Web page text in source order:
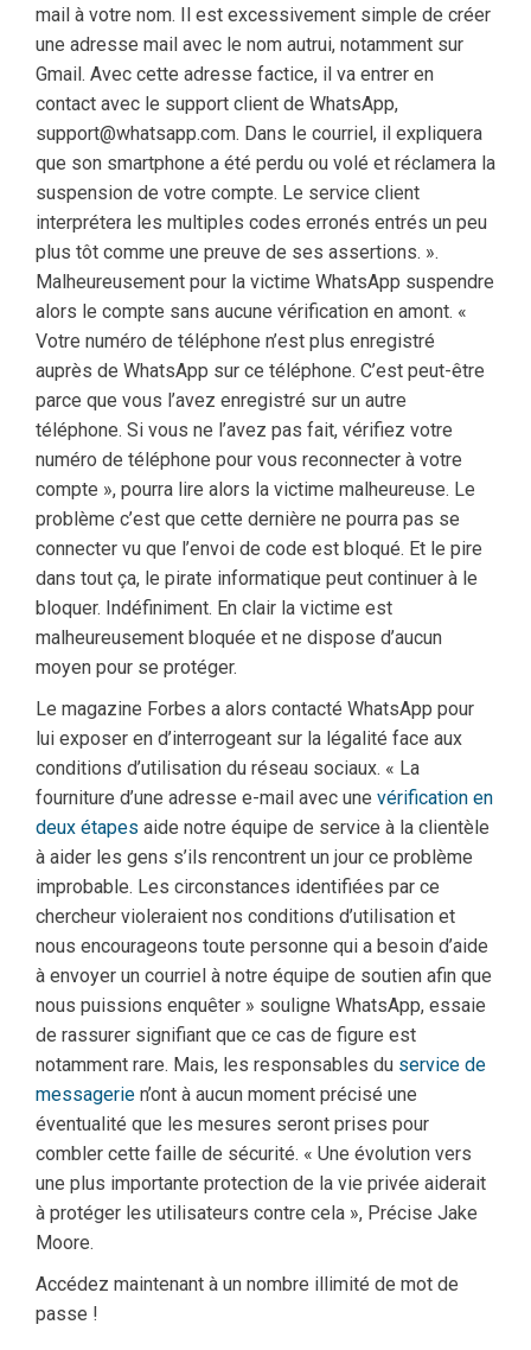
mail à votre nom. Il est excessivement simple de créer
une adresse mail avec le nom autrui, notamment sur
Gmail. Avec cette adresse factice, il va entrer en
contact avec le support client de WhatsApp,
support@whatsapp.com. Dans le courriel, il expliquera
que son smartphone a été perdu ou volé et réclamera la
suspension de votre compte. Le service client
interprétera les multiples codes erronés entrés un peu
plus tôt comme une preuve de ses assertions. ».
Malheureusement pour la victime WhatsApp suspendre
alors le compte sans aucune vérification en amont. «
Votre numéro de téléphone n’est plus enregistré
auprès de WhatsApp sur ce téléphone. C’est peut-être
parce que vous l’avez enregistré sur un autre
téléphone. Si vous ne l’avez pas fait, vérifiez votre
numéro de téléphone pour vous reconnecter à votre
compte », pourra lire alors la victime malheureuse. Le
problème c’est que cette dernière ne pourra pas se
connecter vu que l’envoi de code est bloqué. Et le pire
dans tout ça, le pirate informatique peut continuer à le
bloquer. Indéfiniment. En clair la victime est
malheureusement bloquée et ne dispose d’aucun
moyen pour se protéger.
Le magazine Forbes a alors contacté WhatsApp pour
lui exposer en d’interrogeant sur la légalité face aux
conditions d’utilisation du réseau sociaux. « La
fourniture d’une adresse e-mail avec une vérification en
deux étapes aide notre équipe de service à la clientèle
à aider les gens s’ils rencontrent un jour ce problème
improbable. Les circonstances identifiées par ce
chercheur violeraient nos conditions d’utilisation et
nous encourageons toute personne qui a besoin d’aide
à envoyer un courriel à notre équipe de soutien afin que
nous puissions enquêter » souligne WhatsApp, essaie
de rassurer signifiant que ce cas de figure est
notamment rare. Mais, les responsables du service de
messagerie n’ont à aucun moment précisé une
éventualité que les mesures seront prises pour
combler cette faille de sécurité. « Une évolution vers
une plus importante protection de la vie privée aiderait
à protéger les utilisateurs contre cela », Précise Jake
Moore.
Accédez maintenant à un nombre illimité de mot de
passe !